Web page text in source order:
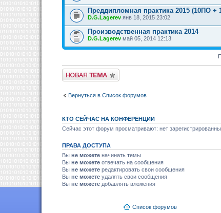
Преддипломная практика 2015 (10ПО +
D.G.Lagerev янв 18, 2015 23:02
Производственная практика 2014
D.G.Lagerev май 05, 2014 12:13
Новая тема
Вернуться в Список форумов
КТО СЕЙЧАС НА КОНФЕРЕНЦИИ
Сейчас этот форум просматривают: нет
ПРАВА ДОСТУПА
Вы не можете начинать темы
Вы не можете отвечать на сообщения
Вы не можете редактировать свои сообщения
Вы не можете удалять свои сообщения
Вы не можете добавлять вложения
Список форумов